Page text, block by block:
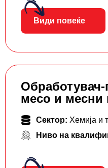
Види повеќе
месо и месни
Сектор: Хемија и
Ниво на